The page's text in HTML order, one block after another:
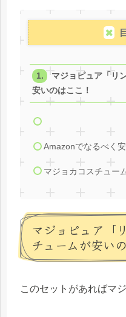
マジョピュア「リ
安いのはここ！
Amazonでなるべく
マジョカコスチュー
マジョピュア「
チュームが安い
このセットがあればマ